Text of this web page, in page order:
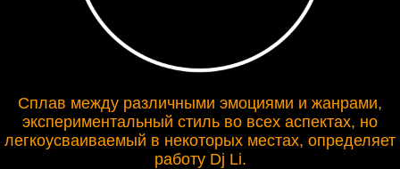
Сплав между различными эмоциями и жанрами,
экспериментальный стиль во всех аспектах, но
легкоусваиваемый в некоторых местах, определяет
работу Dj Li.